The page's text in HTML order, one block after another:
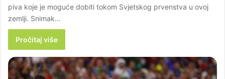
piva koje je moguće dobiti tokom Svjetskog prvenstva u ovoj
zemlji. Snimak…
Pročitaj više